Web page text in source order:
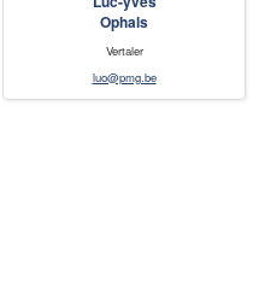
Ophals
Vertaler
luo@pmg.be